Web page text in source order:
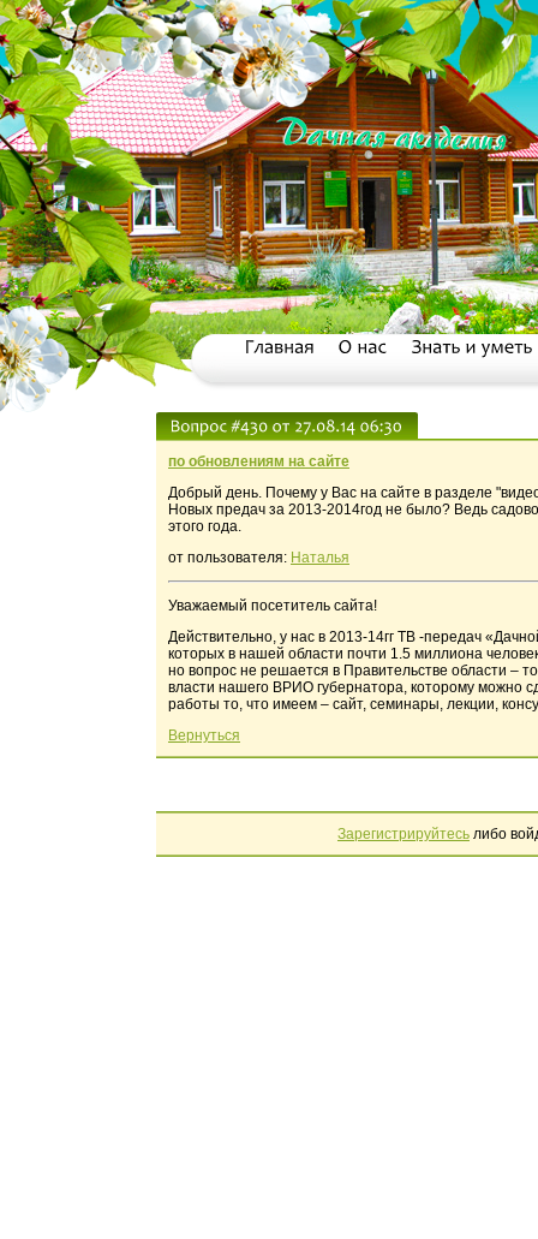
по обновлениям на сайте
Добрый день. Почему у Вас на сайте в разделе
Новых предач за 2013-2014год не было? Ведь
этого года.
от пользователя: Наталья
Уважаемый посетитель сайта!
Действительно, у нас в 2013-14гг ТВ -передач
которых в нашей области почти 1.5 миллиона
но вопрос не решается в Правительстве области –
власти нашего ВРИО губернатора, которому можно
работы то, что имеем – сайт, семинары, лекции,
Вернуться
Зарегистрируйтесь либо